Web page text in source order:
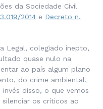
da Sociedade Civil
2014 e Decreto n.
Legal, colegiado inepto,
quase nulo na
ao país algum plano
do crime ambiental,
disso, o que vemos
os críticos ao